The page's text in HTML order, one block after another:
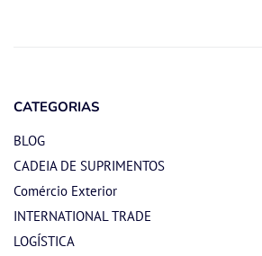
CATEGORIAS
BLOG
CADEIA DE SUPRIMENTOS
Comércio Exterior
INTERNATIONAL TRADE
LOGÍSTICA